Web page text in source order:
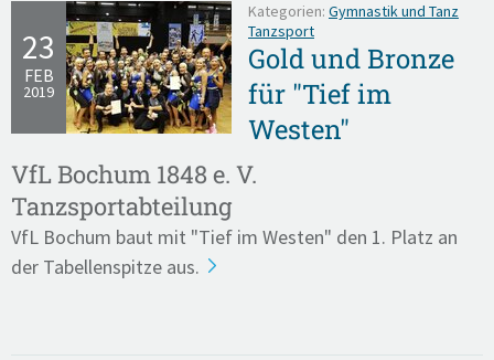
23
FEB
2019
Kategorien: Gymnastik und Tanz
Tanzsport
Gold und Bronze
für "Tief im
Westen"
VfL Bochum 1848 e. V.
Tanzsportabteilung
VfL Bochum baut mit "Tief im Westen" den 1. Platz an
der Tabellenspitze aus.